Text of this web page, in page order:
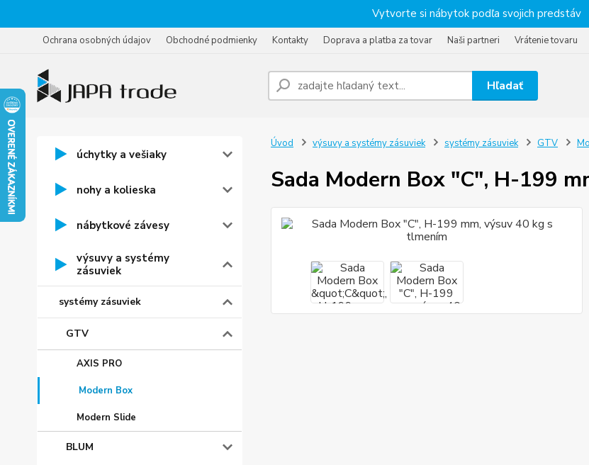
Vytvorte si nábytok podľa svojich predstáv
Ochrana osobných údajov Obchodné podmienky Kontakty Doprava a platba za tovar Naši partneri Vrátenie tovaru
Hľadať
úchytky a vešiaky
nohy a kolieska
nábytkové závesy
výsuvy a systémy
zásuviek
systémy zásuviek
GTV
AXIS PRO
Modern Box
Modern Slide
BLUM
Úvod výsuvy a systémy zásuviek systémy zásuviek GTV
Sada Modern Box "C", H-199